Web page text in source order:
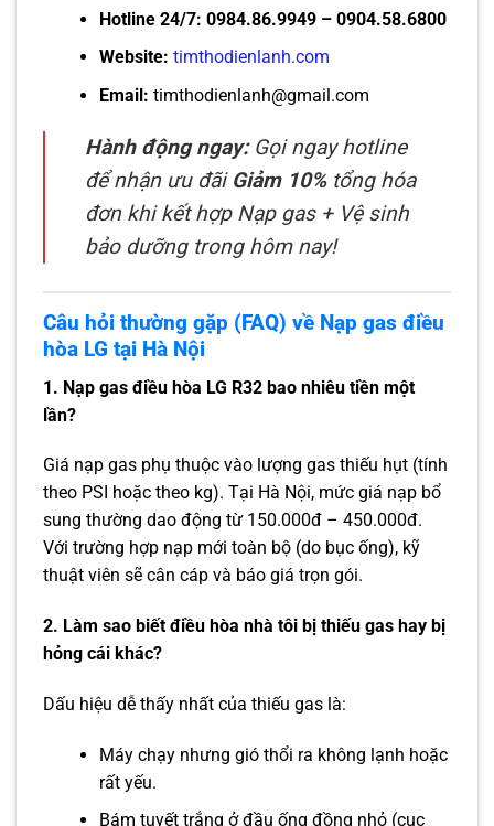
Hotline 24/7: 0984.86.9949 – 0904.58.6800
Website: timthodienlanh.com
Email: timthodienlanh@gmail.com
Hành động ngay:Gọi ngay hotline
để nhận ưu đãi Giảm 10%tổng hóa
đơn khi kết hợp Nạp gas + Vệ sinh
bảo dưỡng trong hôm nay!
Câu hỏi thường gặp (FAQ) về Nạp gas điều
hòa LG tại Hà Nội
1. Nạp gas điều hòa LG R32 bao nhiêu tiền một
lần?
Giá nạp gas phụ thuộc vào lượng gas thiếu hụt (tính
theo PSI hoặc theo kg). Tại Hà Nội, mức giá nạp bổ
sung thường dao động từ 150.000đ – 450.000đ.
Với trường hợp nạp mới toàn bộ (do bục ống), kỹ
thuật viên sẽ cân cáp và báo giá trọn gói.
2. Làm sao biết điều hòa nhà tôi bị thiếu gas hay bị
hỏng cái khác?
Dấu hiệu dễ thấy nhất của thiếu gas là:
Máy chạy nhưng gió thổi ra không lạnh hoặc
rất yếu.
Bám tuyết trắng ở đầu ống đồng nhỏ (cục